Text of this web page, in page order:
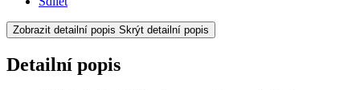
Zobrazit detailní popis Skrýt detailní popis
Detailní popis